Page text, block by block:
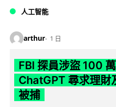
人工智能
arthur 1 日
FBI 探員涉盜 100
ChatGPT 尋求理財
被捕